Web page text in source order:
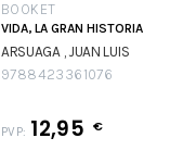
BOOKET
VIDA, LA GRAN HISTORIA
ARSUAGA , JUAN LUIS
9788423361076
PVP: 12,95 €